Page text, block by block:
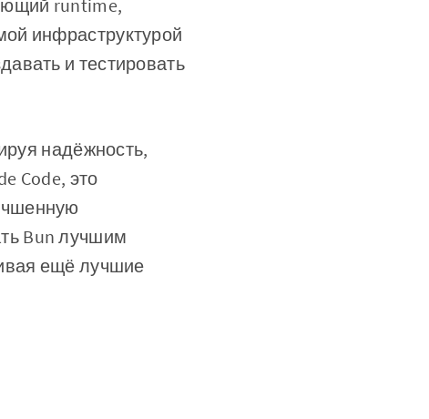
runtime,
инфраструктурой
и тестировать
надёжность,
Code, это
Bun лучшим
ещё лучшие